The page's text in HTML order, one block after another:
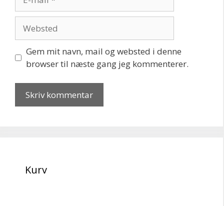
mail
Gem mit navn, mail og websted i denne
browser til næste gang jeg kommenterer.
Kurv